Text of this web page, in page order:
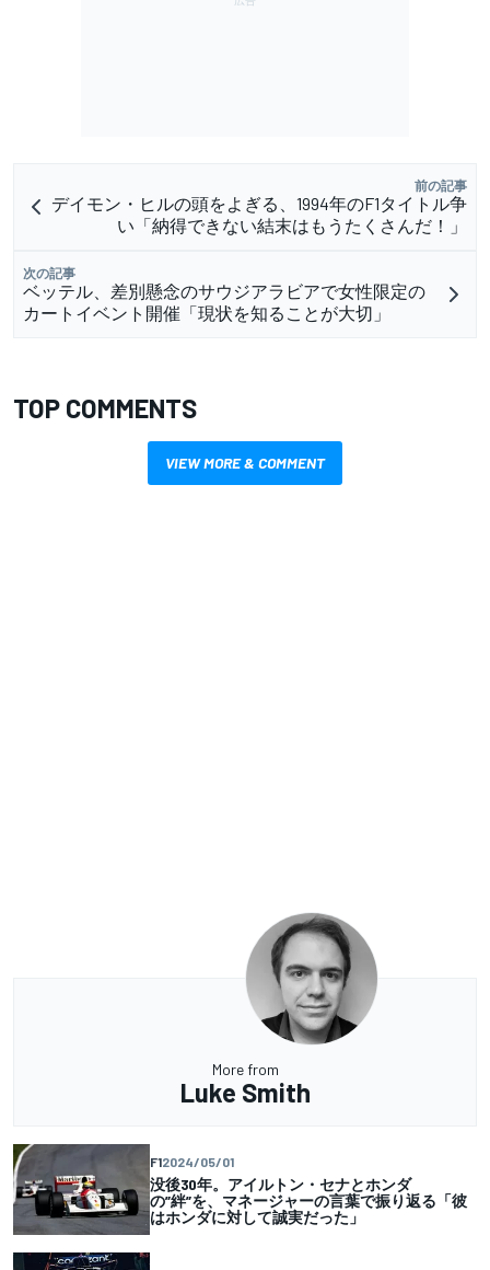
前の記事
デイモン・ヒルの頭をよぎる、1994年のF1タイトル争
い「納得できない結末はもうたくさんだ！」
次の記事
ベッテル、差別懸念のサウジアラビアで女性限定の
カートイベント開催「現状を知ることが大切」
TOP COMMENTS
VIEW MORE & COMMENT
More from
Luke Smith
F12024/05/01
没後30年。アイルトン・セナとホンダ
の”絆”を、マネージャーの言葉で振り返る「彼
はホンダに対して誠実だった」